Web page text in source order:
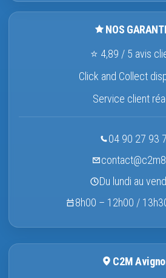
NOS
⭐ 4,89 / 5 avis
Click and Collect
Service client
04 90 27 93
Du lundi au
8h00 – 12h00 /
C2M